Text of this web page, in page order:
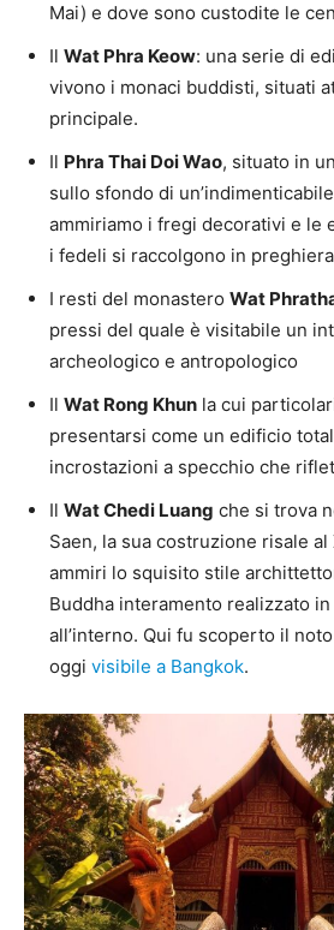
Mai) e dove sono custodite le
Il Wat Phra Keow: una serie di
vivono i monaci buddisti, situati
principale.
Il Phra Thai Doi Wao, situato in
sullo sfondo di
ammiriamo i fregi decorativi e le
i fedeli si raccolgono in
I resti del monastero Wat
pressi del quale è visitabile un
archeologico e antropologico
Il Wat Rong Khun la cui
presentarsi come un edificio
incrostazioni a specchio che
Il Wat Chedi Luang che si trova
Saen, la sua costruzione risale al
ammiri lo squisito stile
Buddha interamento realizzato
all’interno. Qui fu scoperto il
oggi visibile a Bangkok.